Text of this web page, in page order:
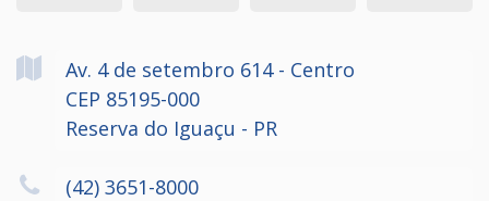
Av. 4 de setembro 614 - Centro
CEP 85195-000
Reserva do Iguaçu - PR
(42) 3651-8000